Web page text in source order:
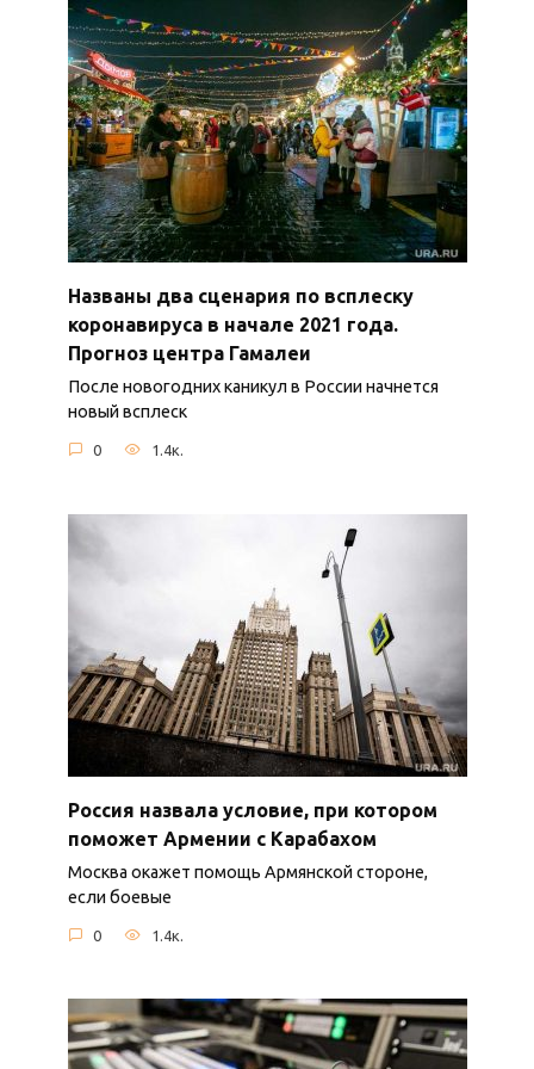
Названы два сценария по всплеску
коронавируса в начале 2021 года.
Прогноз центра Гамалеи
После новогодних каникул в России начнется
новый всплеск
0 1.4к.
Россия назвала условие, при котором
поможет Армении с Карабахом
Москва окажет помощь Армянской стороне,
если боевые
0 1.4к.